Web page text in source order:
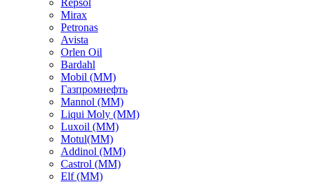
Repsol
Mirax
Petronas
Avista
Orlen Oil
Bardahl
Mobil (ММ)
Газпромнефть
Mannol (ММ)
Liqui Moly (ММ)
Luxoil (ММ)
Motul(ММ)
Addinol (ММ)
Castrol (ММ)
Elf (ММ)